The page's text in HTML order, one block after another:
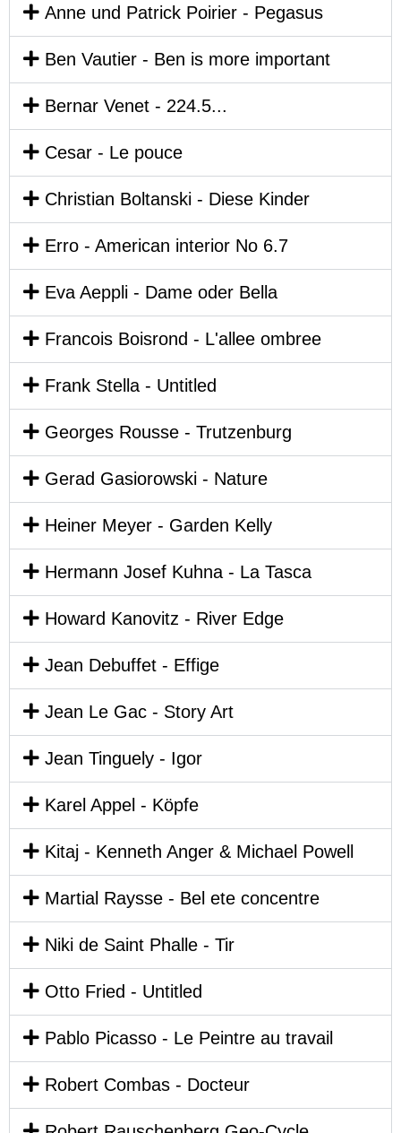
Anne und Patrick Poirier - Pegasus
Ben Vautier - Ben is more important
Bernar Venet - 224.5...
Cesar - Le pouce
Christian Boltanski - Diese Kinder
Erro - American interior No 6.7
Eva Aeppli - Dame oder Bella
Francois Boisrond - L'allee ombree
Frank Stella - Untitled
Georges Rousse - Trutzenburg
Gerad Gasiorowski - Nature
Heiner Meyer - Garden Kelly
Hermann Josef Kuhna - La Tasca
Howard Kanovitz - River Edge
Jean Debuffet - Effige
Jean Le Gac - Story Art
Jean Tinguely - Igor
Karel Appel - Köpfe
Kitaj - Kenneth Anger & Michael Powell
Martial Raysse - Bel ete concentre
Niki de Saint Phalle - Tir
Otto Fried - Untitled
Pablo Picasso - Le Peintre au travail
Robert Combas - Docteur